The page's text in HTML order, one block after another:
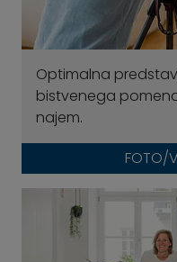
Optimalna
bistvenega
najem.
FOTO/